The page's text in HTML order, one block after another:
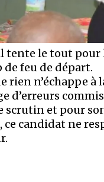
tente le tout pour
de feu de départ.
rien n’échappe
d’erreurs
scrutin et pour
ce candidat ne